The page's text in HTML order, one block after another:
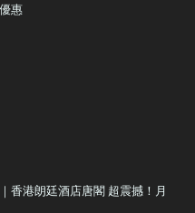
惠
港朗廷酒店唐閣 超震撼！月